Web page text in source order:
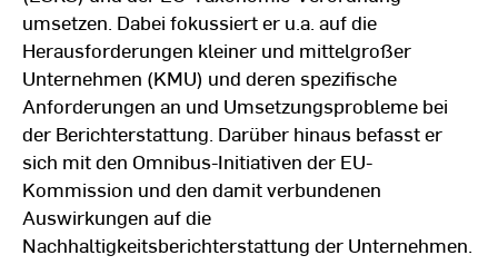
umsetzen. Dabei fokussiert er u.a. auf die
Herausforderungen kleiner und mittelgroßer
Unternehmen (KMU) und deren spezifische
Anforderungen an und Umsetzungsprobleme bei
der Berichterstattung. Darüber hinaus befasst er
sich mit den Omnibus-Initiativen der EU-
Kommission und den damit verbundenen
Auswirkungen auf die
Nachhaltigkeitsberichterstattung der Unternehmen.